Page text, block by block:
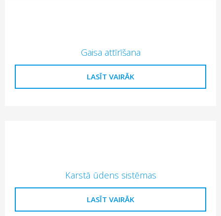
Gaisa attīrīšana
LASĪT VAIRĀK
Karstā ūdens sistēmas
LASĪT VAIRĀK